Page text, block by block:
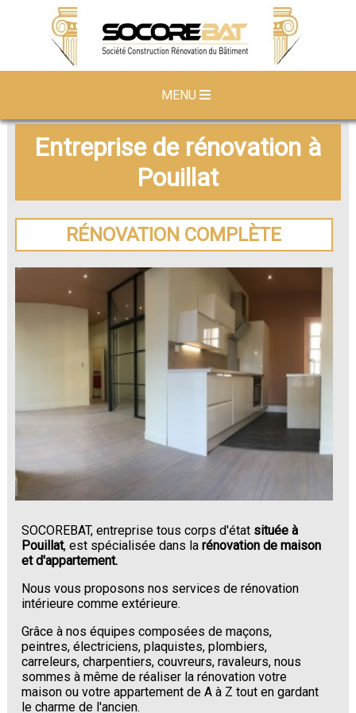
MENU
Entreprise de rénovation à
Pouillat
RÉNOVATION COMPLÈTE
SOCOREBAT, entreprise tous corps d'état située à
Pouillat, est spécialisée dans larénovation de maison
et d'appartement.
Nous vous proposons nos services de rénovation
intérieure comme extérieure.
Grâce à nos équipes composées de maçons,
peintres, électriciens, plaquistes, plombiers,
carreleurs, charpentiers, couvreurs, ravaleurs, nous
sommes à même de réaliser la rénovation votre
maison ou votre appartement de A à Z tout en gardant
le charme de l'ancien.